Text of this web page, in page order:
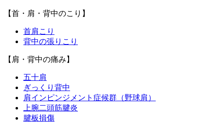
【首・肩・背中のこり】
首肩こり
背中の張りこり
【肩・背中の痛み】
五十肩
ぎっくり背中
肩インピンジメント症候群（野球肩）
上腕二頭筋腱炎
腱板損傷